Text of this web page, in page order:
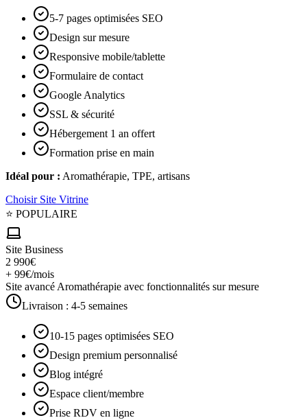
5-7 pages optimisées SEO
Design sur mesure
Responsive mobile/tablette
Formulaire de contact
Google Analytics
SSL & sécurité
Hébergement 1 an offert
Formation prise en main
Idéal pour : Aromathérapie, TPE, artisans
Choisir Site Vitrine
⭐ POPULAIRE
Site Business
2 990€
+ 99€/mois
Site avancé Aromathérapie avec fonctionnalités sur mesure
Livraison : 4-5 semaines
10-15 pages optimisées SEO
Design premium personnalisé
Blog intégré
Espace client/membre
Prise RDV en ligne